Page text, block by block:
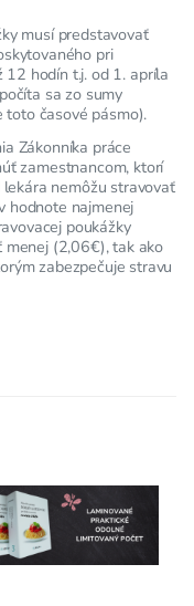
musí predstavovať
pri
hodín t.j. od 1. apríla
sa zo sumy
časové pásmo).
Zákonníka práce
zamestnancom, ktorí
nemôžu stravovať
hodnote najmenej
poukážky
(2,06€), tak ako
zabezpečuje stravu